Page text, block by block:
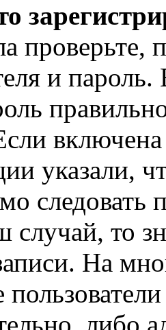
проверьте,
и
указали,
случай, то
На